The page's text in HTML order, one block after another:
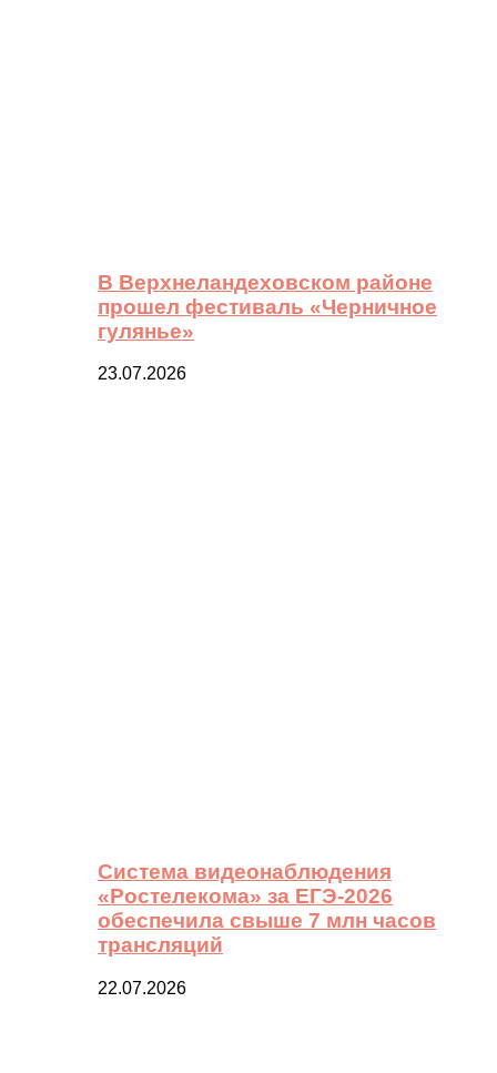
В Верхнеландеховском районе
прошел фестиваль «Черничное
гулянье»
23.07.2026
Система видеонаблюдения
«Ростелекома» за ЕГЭ-2026
обеспечила свыше 7 млн часов
трансляций
22.07.2026